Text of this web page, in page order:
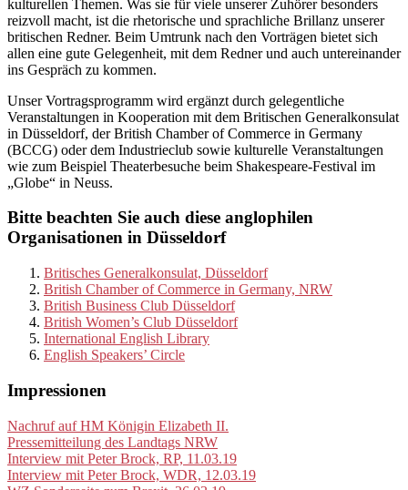
kulturellen Themen. Was sie für viele unserer Zuhörer besonders
reizvoll macht, ist die rhetorische und sprachliche Brillanz unserer
britischen Redner. Beim Umtrunk nach den Vorträgen bietet sich
allen eine gute Gelegenheit, mit dem Redner und auch untereinander
ins Gespräch zu kommen.
Unser Vortragsprogramm wird ergänzt durch gelegentliche
Veranstaltungen in Kooperation mit dem Britischen Generalkonsulat
in Düsseldorf, der British Chamber of Commerce in Germany
(BCCG) oder dem Industrieclub sowie kulturelle Veranstaltungen
wie zum Beispiel Theaterbesuche beim Shakespeare-Festival im
„Globe“ in Neuss.
Bitte beachten Sie auch diese anglophilen
Organisationen in Düsseldorf
Britisches Generalkonsulat, Düsseldorf
British Chamber of Commerce in Germany, NRW
British Business Club Düsseldorf
British Women’s Club Düsseldorf
International English Library
English Speakers’ Circle
Impressionen
Nachruf auf HM Königin Elizabeth II.
Pressemitteilung des Landtags NRW
Interview mit Peter Brock, RP, 11.03.19
Interview mit Peter Brock, WDR, 12.03.19